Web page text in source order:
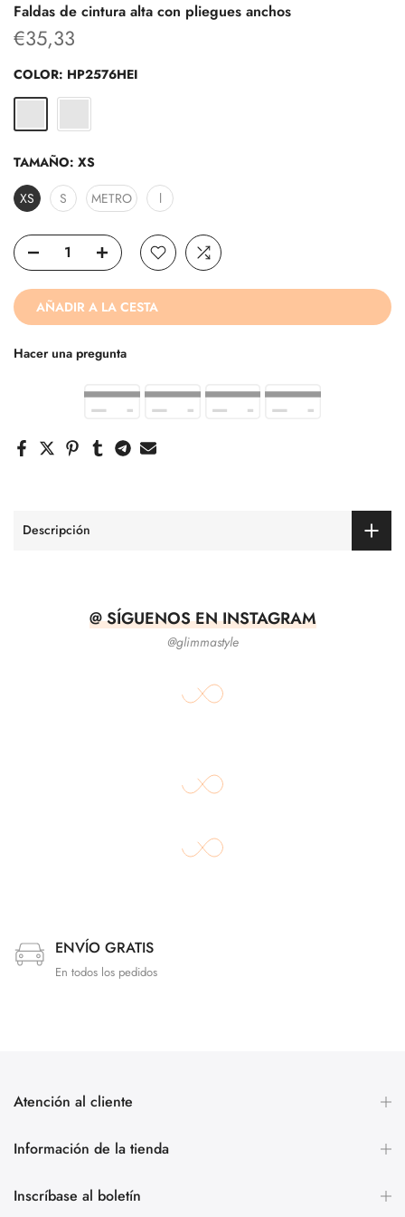
Faldas de cintura alta con pliegues anchos
€35,33
COLOR: HP2576HEI
TAMAÑO: XS
XS
S METRO l
AÑADIR A LA CESTA
Hacer una pregunta
Descripción
@ SÍGUENOS EN INSTAGRAM
@glimmastyle
ENVÍO GRATIS
En todos los pedidos
Atención al cliente
Información de la tienda
Inscríbase al boletín